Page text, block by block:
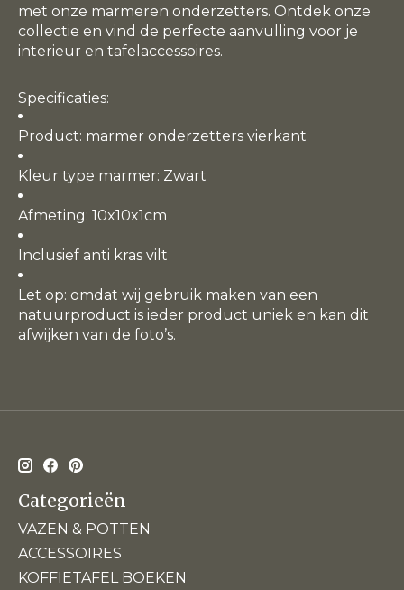
met onze marmeren onderzetters. Ontdek onze
collectie en vind de perfecte aanvulling voor je
interieur en tafelaccessoires.
Specificaties:
Product: marmer onderzetters vierkant
Kleur type marmer: Zwart
Afmeting: 10x10x1cm
Inclusief anti kras vilt
Let op: omdat wij gebruik maken van een
natuurproduct is ieder product uniek en kan dit
afwijken van de foto’s.
Categorieën
VAZEN & POTTEN
ACCESSOIRES
KOFFIETAFEL BOEKEN